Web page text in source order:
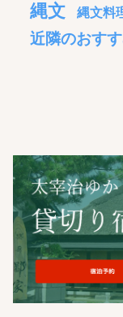
縄文 縄文料
近隣のおす